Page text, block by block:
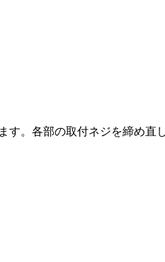
。各部の取付ネジを締め直